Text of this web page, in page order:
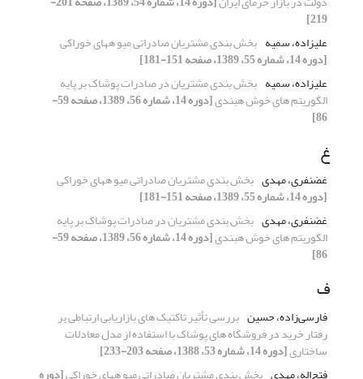
219]
علیزاده، سمیه بخش بندی مشتریان صادراتی میو ههای خوراکی
[دوره 14، شماره 55، 1389، صفحه 151-181]
علیزاده، سمیه بخش بندی مشتریان در صادرات پوشاک بر پایه
الگوریتم های خوش هبندی [دوره 14، شماره 56، 1389، صفحه 59-
86]
غ
غضنفری، مهدی بخش بندی مشتریان صادراتی میو ههای خوراکی
[دوره 14، شماره 55، 1389، صفحه 151-181]
غضنفری، مهدی بخش بندی مشتریان در صادرات پوشاک بر پایه
الگوریتم های خوش هبندی [دوره 14، شماره 56، 1389، صفحه 59-
86]
ف
فارسی‌زاده، حسین بررسی تأثیر تاکتیک های بازاریابی ارتباطی بر
رفتار خرید در فروشگاه های پوشاک با استفاده از مدل معادلات
ساختاری[دوره 14، شماره 53، 1388، صفحه 203-233]
فتح‌اله، مهدی بخش بندی مشتریان صادراتی میو ههای خوراکی[دوره